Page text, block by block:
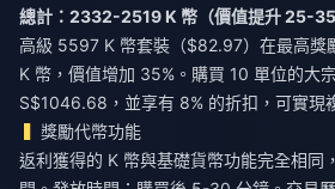
總計：2332-2519 K 幣（價值提升 25-
高級 5597 K 幣套裝（$82.97）在最高獎
K 幣，價值增加 35%。購買 10 單位的大
S$1046.68，並享有 8% 的折扣，可實現
獎勵代幣功能
返利獲得的 K 幣與基礎貨幣功能完全相同